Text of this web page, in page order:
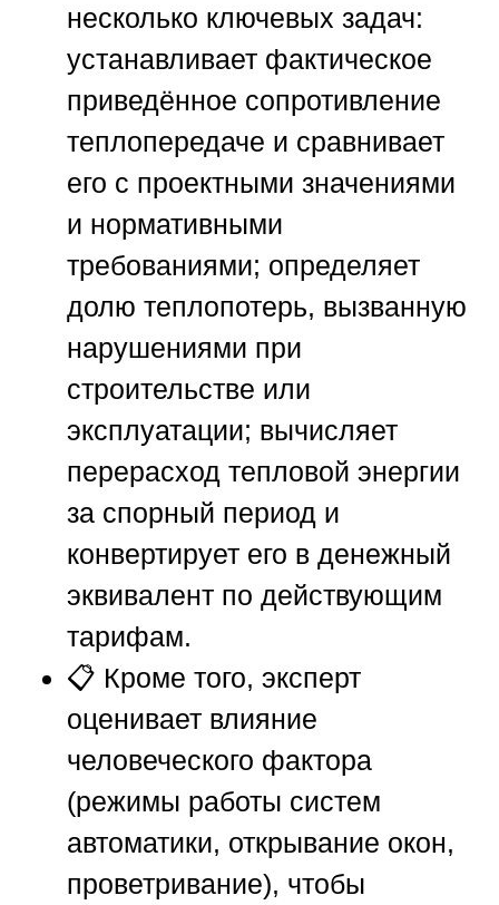
несколько ключевых задач:
устанавливает фактическое
приведённое сопротивление
теплопередаче и сравнивает
его с проектными значениями
и нормативными
требованиями; определяет
долю теплопотерь, вызванную
нарушениями при
строительстве или
эксплуатации; вычисляет
перерасход тепловой энергии
за спорный период и
конвертирует его в денежный
эквивалент по действующим
тарифам.
📋 Кроме того, эксперт
оценивает влияние
человеческого фактора
(режимы работы систем
автоматики, открывание окон,
проветривание), чтобы